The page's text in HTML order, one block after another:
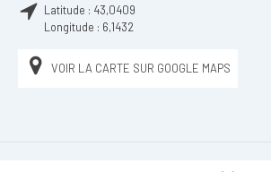
Latitude : 43,0409
Longitude : 6,1432
VOIR LA CARTE SUR GOOGLE MAPS